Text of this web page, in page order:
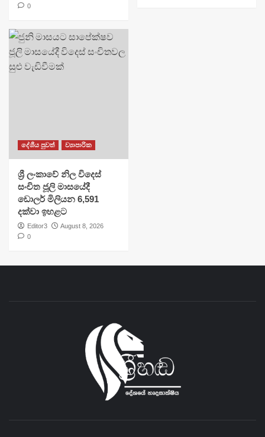
0
දේශීය පුවත් ව්‍යාපාරික
ශ්‍රී ලංකාවේ නිල විදෙස්
සංචිත ජූලි මාසයේදී
ඩොලර් මිලියන 6,591
දක්වා ඉහළට
Editor3
August 8, 2026
0